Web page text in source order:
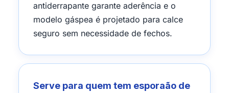
antiderrapante garante aderência e o
modelo gáspea é projetado para calce
seguro sem necessidade de fechos.
Serve para quem tem esporaão de